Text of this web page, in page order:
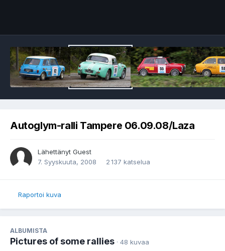
Autoglym-ralli Tampere 06.09.08/Laza
Lähettänyt Guest
7. Syyskuuta, 2008
2 137 katselua
Raportoi kuva
ALBUMISTA
Pictures of some rallies · 48 kuvaa